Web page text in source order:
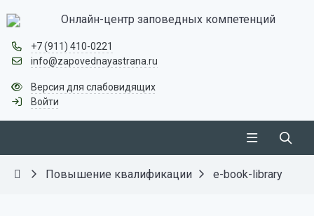
Онлайн-центр заповедных компетенций
+7 (911) 410-0221
info@zapovednayastrana.ru
Версия для слабовидящих
Войти
Повышение квалификации e-book-library